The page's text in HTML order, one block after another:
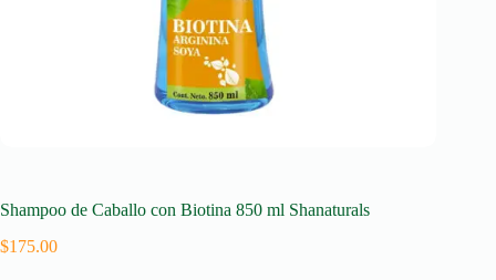
Shampoo de Caballo con Biotina 850 ml Shanaturals
$175.00